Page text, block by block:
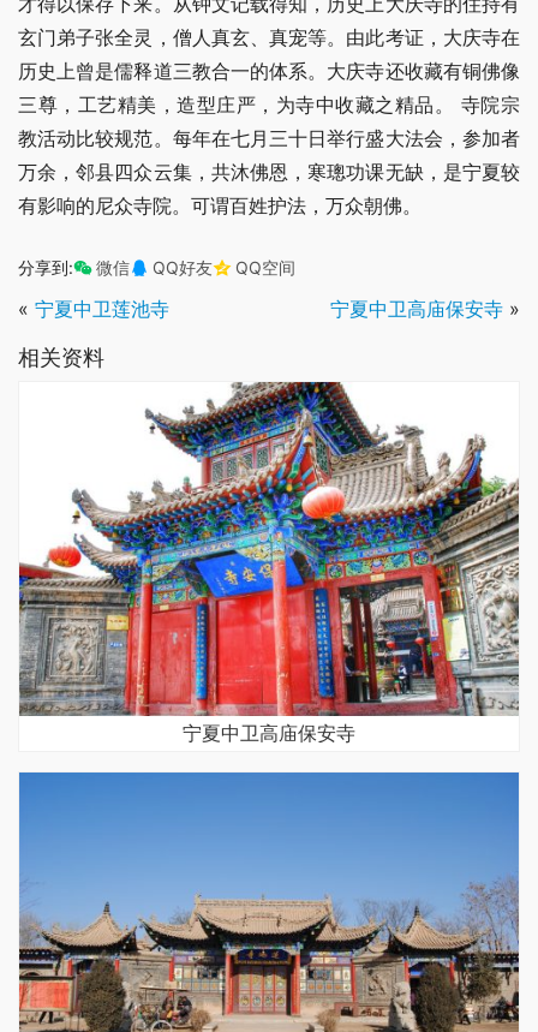
玄门弟子张全灵，僧人真玄、真宠等。由此考证，大庆寺在
历史上曾是儒释道三教合一的体系。大庆寺还收藏有铜佛像
三尊，工艺精美，造型庄严，为寺中收藏之精品。 寺院宗
教活动比较规范。每年在七月三十日举行盛大法会，参加者
万余，邻县四众云集，共沐佛恩，寒璁功课无缺，是宁夏较
有影响的尼众寺院。可谓百姓护法，万众朝佛。
分享到: 微信 QQ好友 QQ空间
« 宁夏中卫莲池寺 宁夏中卫高庙保安寺 »
相关资料
宁夏中卫高庙保安寺